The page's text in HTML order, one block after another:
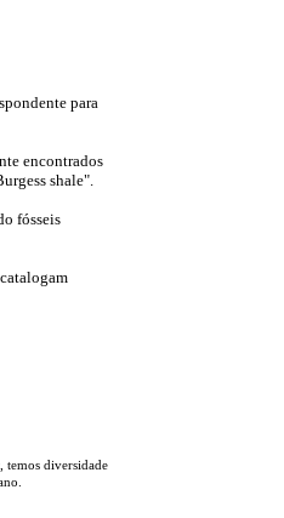
para
encontrados
shale".
fósseis
temos diversidade